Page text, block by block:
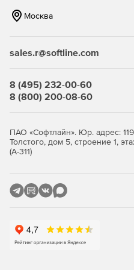
Smartsheet позволяет легко
может отправлять PDF,
документы, графические
С программой Smartsheet
дедлайнов. Smartsheet
через электронную почту.
выполнить задание в срок,
процесс. В уведомление
внесенные другими
Москва
sales.r@softline.com
8 (495) 232-00-60
8 (800) 200-08-60
ПАО «Софтлайн». Юр. адрес:
Толстого, дом 5, строение 1,
(А-311)